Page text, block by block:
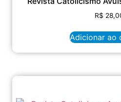
R$
Adicionar ao